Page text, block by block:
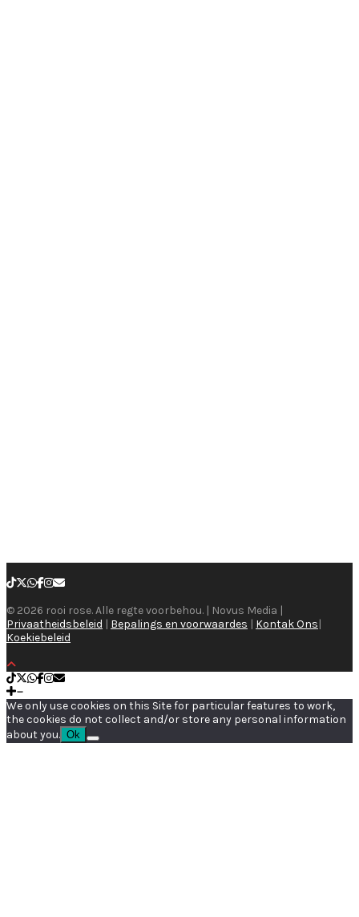
© 2026 rooi rose. Alle regte voorbehou. | Novus Media |
Privaatheidsbeleid | Bepalings en voorwaardes | Kontak Ons|
Koekiebeleid
We only use cookies on this Site for particular features to work,
the cookies do not collect and/or store any personal information
about you. Ok